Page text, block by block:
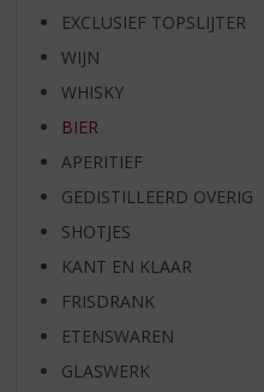
EXCLUSIEF TOPSLIJTER
WIJN
WHISKY
BIER
APERITIEF
GEDISTILLEERD OVERIG
SHOTJES
KANT EN KLAAR
FRISDRANK
ETENSWAREN
GLASWERK